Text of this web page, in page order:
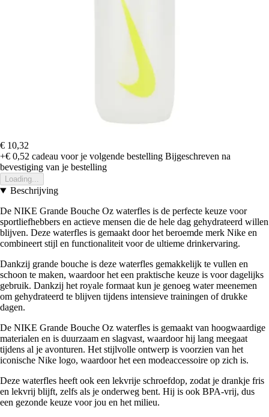
€ 10,32
+€ 0,52 cadeau voor je volgende bestelling Bijgeschreven na
bevestiging van je bestelling
Loading...
Beschrijving
De NIKE Grande Bouche Oz waterfles is de perfecte keuze voor
sportliefhebbers en actieve mensen die de hele dag gehydrateerd willen
blijven. Deze waterfles is gemaakt door het beroemde merk Nike en
combineert stijl en functionaliteit voor de ultieme drinkervaring.
Dankzij grande bouche is deze waterfles gemakkelijk te vullen en
schoon te maken, waardoor het een praktische keuze is voor dagelijks
gebruik. Dankzij het royale formaat kun je genoeg water meenemen
om gehydrateerd te blijven tijdens intensieve trainingen of drukke
dagen.
De NIKE Grande Bouche Oz waterfles is gemaakt van hoogwaardige
materialen en is duurzaam en slagvast, waardoor hij lang meegaat
tijdens al je avonturen. Het stijlvolle ontwerp is voorzien van het
iconische Nike logo, waardoor het een modeaccessoire op zich is.
Deze waterfles heeft ook een lekvrije schroefdop, zodat je drankje fris
en lekvrij blijft, zelfs als je onderweg bent. Hij is ook BPA-vrij, dus
een gezonde keuze voor jou en het milieu.